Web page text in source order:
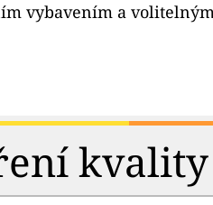
vybavením a